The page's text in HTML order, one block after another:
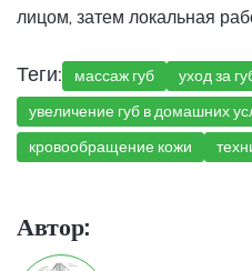
лицом, затем локальная
Теги: массаж губ
уход за
увеличение губ в домашних
кровообращение кожи
Автор: